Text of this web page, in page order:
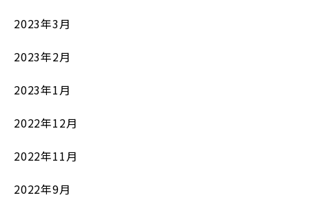
2023年3月
2023年2月
2023年1月
2022年12月
2022年11月
2022年9月